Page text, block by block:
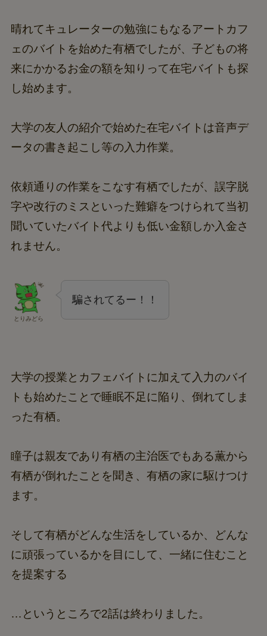
晴れてキュレーターの勉強にもなるアートカフ
ェのバイトを始めた有栖でしたが、子どもの将
来にかかるお金の額を知りって在宅バイトも探
し始めます。
大学の友人の紹介で始めた在宅バイトは音声デ
ータの書き起こし等の入力作業。
依頼通りの作業をこなす有栖でしたが、誤字脱
字や改行のミスといった難癖をつけられて当初
聞いていたバイト代よりも低い金額しか入金さ
れません。
とりみどら
騙されてるー！！
大学の授業とカフェバイトに加えて入力のバイ
トも始めたことで睡眠不足に陥り、倒れてしま
った有栖。
瞳子は親友であり有栖の主治医でもある薫から
有栖が倒れたことを聞き、有栖の家に駆けつけ
ます。
そして有栖がどんな生活をしているか、どんな
に頑張っているかを目にして、一緒に住むこと
を提案する
…というところで2話は終わりました。